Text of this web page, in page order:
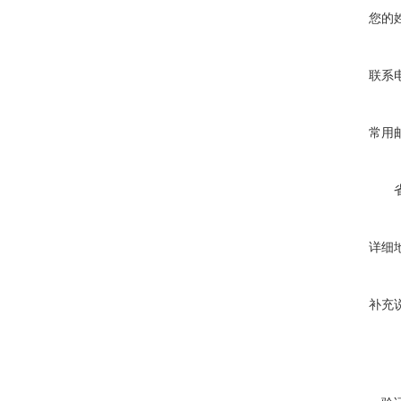
您的
联系
常用
详细
补充